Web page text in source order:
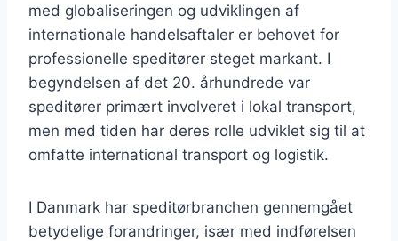
med globaliseringen og udviklingen af
internationale handelsaftaler er behovet for
professionelle speditører steget markant. I
begyndelsen af det 20. århundrede var
speditører primært involveret i lokal transport,
men med tiden har deres rolle udviklet sig til at
omfatte international transport og logistik.
I Danmark har speditørbranchen gennemgået
betydelige forandringer, især med indførelsen